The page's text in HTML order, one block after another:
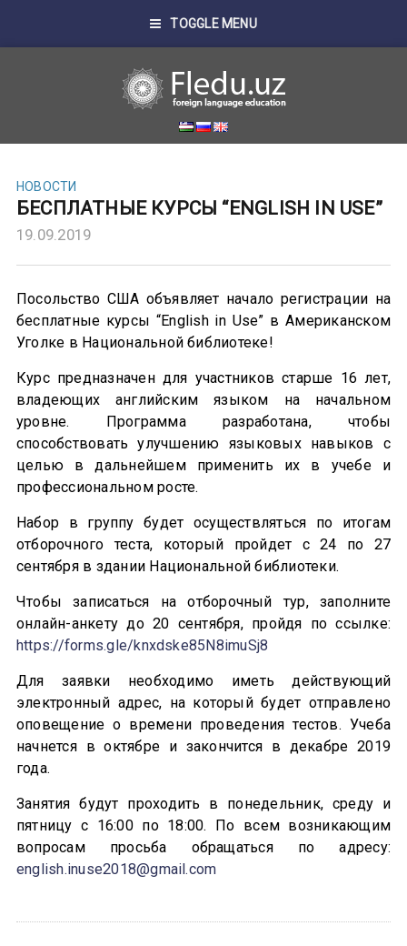
TOGGLE MENU
НОВОСТИ
БЕСПЛАТНЫЕ КУРСЫ “ENGLISH IN USE”
19.09.2019
Посольство США объявляет начало регистрации на
бесплатные курсы “English in Use” в Американском
Уголке в Национальной библиотеке!
Курс предназначен для участников старше 16 лет,
владеющих английским языком на начальном
уровне. Программа разработана, чтобы
способствовать улучшению языковых навыков с
целью в дальнейшем применить их в учебе и
профессиональном росте.
Набор в группу будет осуществляться по итогам
отборочного теста, который пройдет с 24 по 27
сентября в здании Национальной библиотеки.
Чтобы записаться на отборочный тур, заполните
онлайн-анкету до 20 сентября, пройдя по ссылке:
https://forms.gle/knxdske85N8imuSj8
Для заявки необходимо иметь действующий
электронный адрес, на который будет отправлено
оповещение о времени проведения тестов. Учеба
начнется в октябре и закончится в декабре 2019
года.
Занятия будут проходить в понедельник, среду и
пятницу с 16:00 по 18:00. По всем возникающим
вопросам просьба обращаться по адресу:
english.inuse2018@gmail.com